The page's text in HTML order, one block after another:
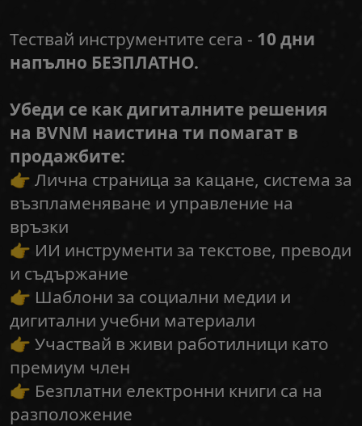
Тествай инструментите сега - 10 дни
напълно БЕЗПЛАТНО.
Убеди се как дигиталните решения
на BVNM наистина ти помагат в
продажбите:
👉 Лична страница за кацане, система за
възпламеняване и управление на
връзки
👉 ИИ инструменти за текстове, преводи
и съдържание
👉 Шаблони за социални медии и
дигитални учебни материали
👉 Участвай в живи работилници като
премиум член
👉 Безплатни електронни книги са на
разположение